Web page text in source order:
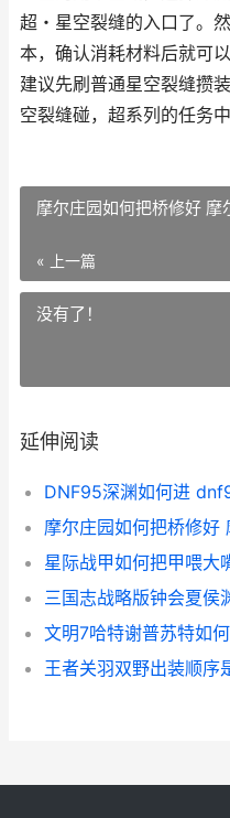
超・星空裂缝的入口了。
本，确认消耗材料后就可
建议先刷普通星空裂缝攒
空裂缝碰，超系列的任务
摩尔庄园如何把桥修好
« 上一篇
没有了！
延伸阅读
DNF95深渊如何进
摩尔庄园如何把桥修好
文明7哈特谢普苏特如